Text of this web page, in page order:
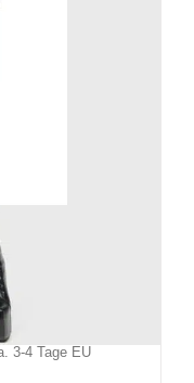
Ligeia
3-4 Tage EU